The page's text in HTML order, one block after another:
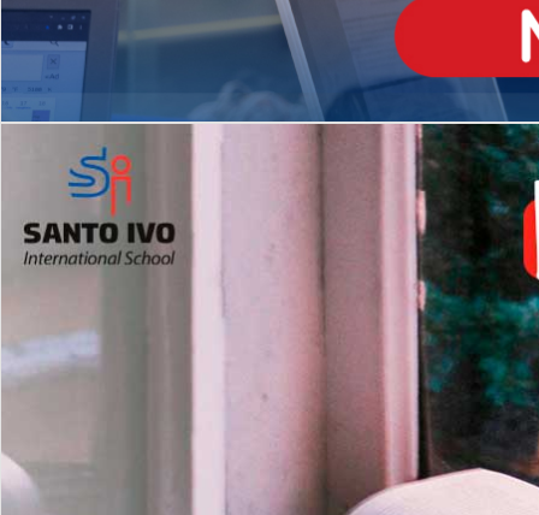
Matrículas Abertas 2026
2º AO 5º ANO FUNDAMENTAL
es
Com imersão Bilingue - Anos
Finais